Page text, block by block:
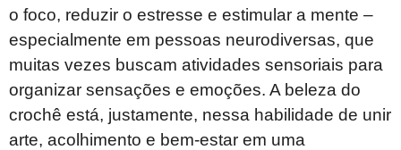
o foco, reduzir o estresse e estimular a mente –
especialmente em pessoas neurodiversas, que
muitas vezes buscam atividades sensoriais para
organizar sensações e emoções. A beleza do
crochê está, justamente, nessa habilidade de unir
arte, acolhimento e bem-estar em uma